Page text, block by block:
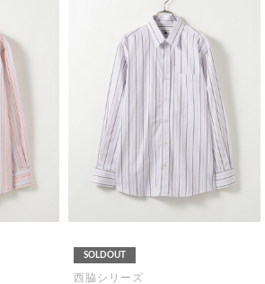
SOLDOUT
西脇シリーズ